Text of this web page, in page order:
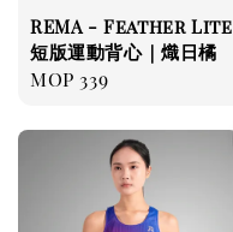
REMA - Feather Lite
短版運動背心｜熾日橘
Regular
MOP 339